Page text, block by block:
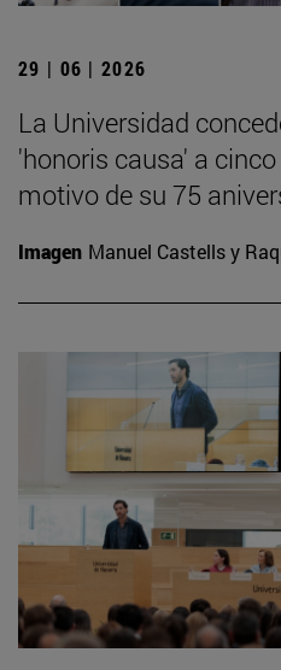
29 | 06 | 2026
La Universidad
'honoris causa' a
motivo de su 75
Imagen Manuel Castells y